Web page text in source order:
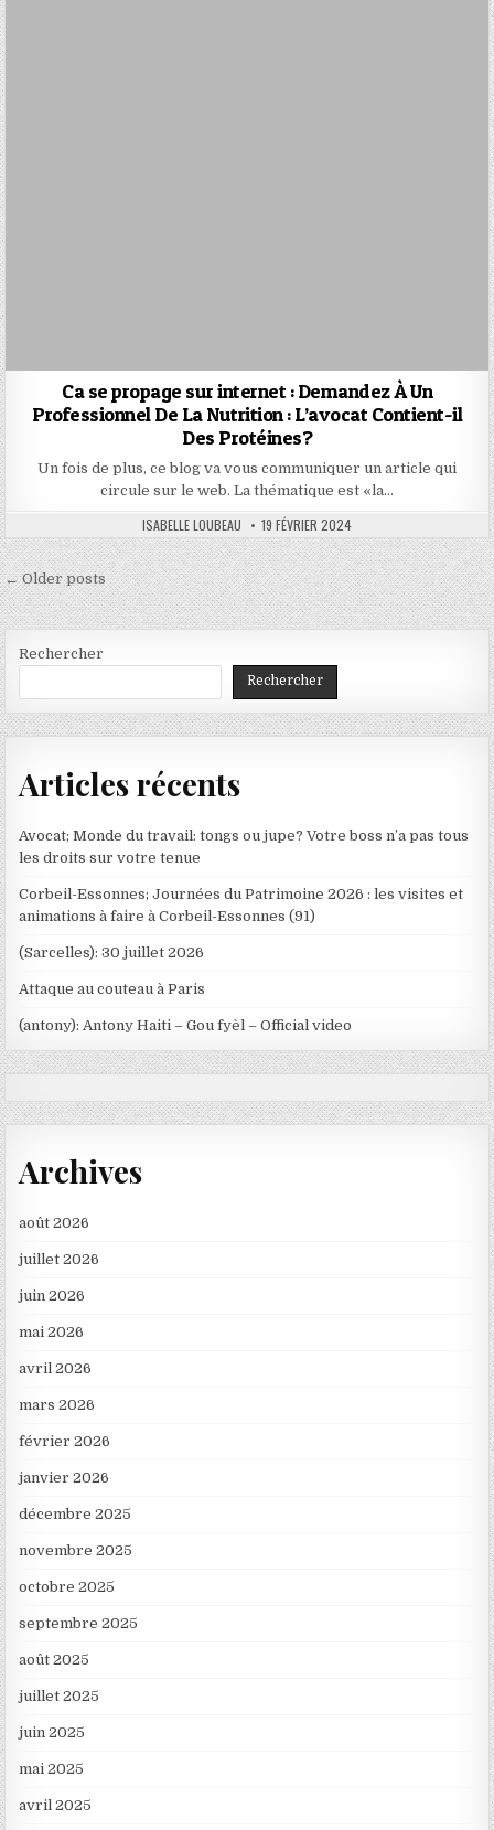
Ca se propage sur internet : Demandez À Un
Professionnel De La Nutrition : L’avocat Contient-il
Des Protéines?
Un fois de plus, ce blog va vous communiquer un article qui
circule sur le web. La thématique est «la…
AUTHOR:
ISABELLE LOUBEAU PUBLISHED
DATE:
19 FÉVRIER 2024
Navigation
des
articles
← Older posts
Rechercher
Rechercher
Articles récents
Avocat; Monde du travail: tongs ou jupe? Votre boss n’a pas tous
les droits sur votre tenue
Corbeil-Essonnes; Journées du Patrimoine 2026 : les visites et
animations à faire à Corbeil-Essonnes (91)
(Sarcelles): 30 juillet 2026
Attaque au couteau à Paris
(antony): Antony Haiti – Gou fyèl – Official video
Archives
août 2026
juillet 2026
juin 2026
mai 2026
avril 2026
mars 2026
février 2026
janvier 2026
décembre 2025
novembre 2025
octobre 2025
septembre 2025
août 2025
juillet 2025
juin 2025
mai 2025
avril 2025